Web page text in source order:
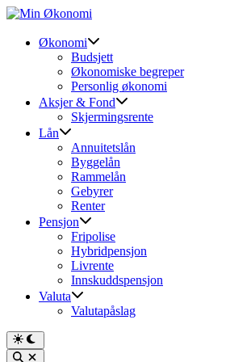
Skip
contentØkonomi
Budsjett
Økonomiske begreper
Personlig økonomi
Aksjer & Fond
Skjermingsrente
Lån
Annuitetslån
Byggelån
Rammelån
Gebyrer
Renter
Pensjon
Fripolise
Hybridpensjon
Livrente
Innskuddspensjon
Valuta
Valutapåslag
Switch
to
Open